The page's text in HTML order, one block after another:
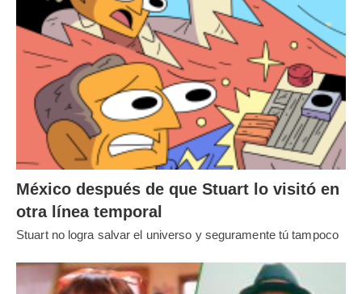
México después de que Stuart lo visitó en
otra línea temporal
Stuart no logra salvar el universo y seguramente tú tampoco